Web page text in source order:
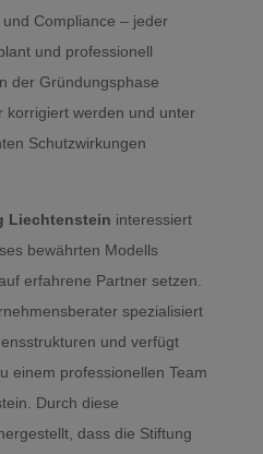
Compliance – jeder
und professionell
der Gründungsphase
korrigiert werden und unter
Schutzwirkungen
Liechtenstein interessiert
bewährten Modells
erfahrene Partner setzen.
spezialisiert
und verfügt
einem professionellen Team
Durch diese
dass die Stiftung